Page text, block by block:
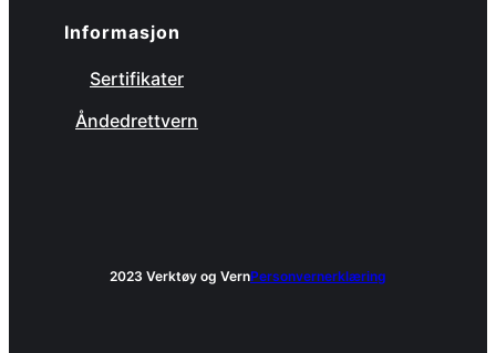
Informasjon
Sertifikater
Åndedrettvern
2023 Verktøy og VernPersonvernerklæring